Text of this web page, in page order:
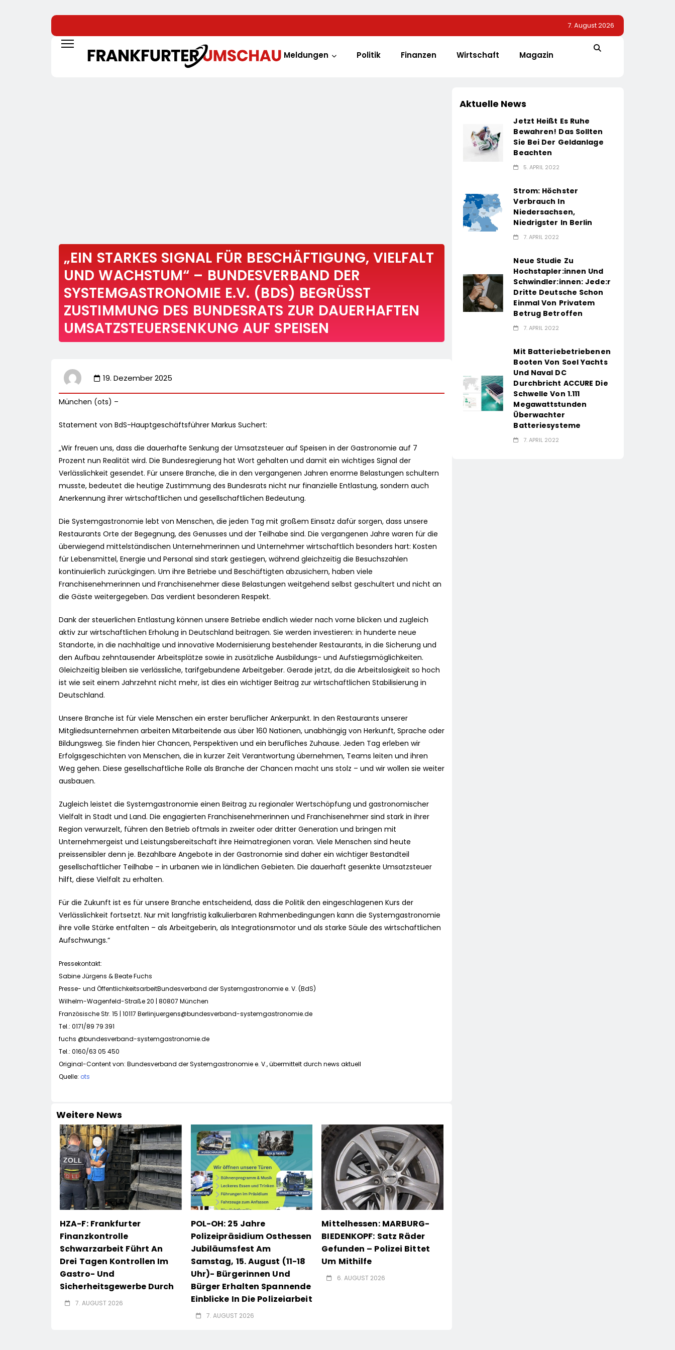
7. August 2026
Meldungen Politik Finanzen Wirtschaft Magazin
„EIN STARKES SIGNAL FÜR BESCHÄFTIGUNG, VIELFALT
UND WACHSTUM“ – BUNDESVERBAND DER
SYSTEMGASTRONOMIE E.V. (BDS) BEGRÜSST Z
USTIMMUNG DES BUNDESRATS ZUR DAUERHAFTEN U
MSATZSTEUERSENKUNG AUF SPEISEN
19. Dezember 2025
München (ots) –
Statement von BdS-Hauptgeschäftsführer Markus Suchert:
„Wir freuen uns, dass die dauerhafte Senkung der Umsatzsteuer auf Speisen in der Gastronomie auf 7
Prozent nun Realität wird. Die Bundesregierung hat Wort gehalten und damit ein wichtiges Signal der
Verlässlichkeit gesendet. Für unsere Branche, die in den vergangenen Jahren enorme Belastungen schultern
musste, bedeutet die heutige Zustimmung des Bundesrats nicht nur finanzielle Entlastung, sondern auch
Anerkennung ihrer wirtschaftlichen und gesellschaftlichen Bedeutung.
Die Systemgastronomie lebt von Menschen, die jeden Tag mit großem Einsatz dafür sorgen, dass unsere
Restaurants Orte der Begegnung, des Genusses und der Teilhabe sind. Die vergangenen Jahre waren für die
überwiegend mittelständischen Unternehmerinnen und Unternehmer wirtschaftlich besonders hart: Kosten
für Lebensmittel, Energie und Personal sind stark gestiegen, während gleichzeitig die Besuchszahlen
kontinuierlich zurückgingen. Um ihre Betriebe und Beschäftigten abzusichern, haben viele
Franchisenehmerinnen und Franchisenehmer diese Belastungen weitgehend selbst geschultert und nicht an
die Gäste weitergegeben. Das verdient besonderen Respekt.
Dank der steuerlichen Entlastung können unsere Betriebe endlich wieder nach vorne blicken und zugleich
aktiv zur wirtschaftlichen Erholung in Deutschland beitragen. Sie werden investieren: in hunderte neue
Standorte, in die nachhaltige und innovative Modernisierung bestehender Restaurants, in die Sicherung und
den Aufbau zehntausender Arbeitsplätze sowie in zusätzliche Ausbildungs- und Aufstiegsmöglichkeiten.
Gleichzeitig bleiben sie verlässliche, tarifgebundene Arbeitgeber. Gerade jetzt, da die Arbeitslosigkeit so hoch
ist wie seit einem Jahrzehnt nicht mehr, ist dies ein wichtiger Beitrag zur wirtschaftlichen Stabilisierung in
Deutschland.
Unsere Branche ist für viele Menschen ein erster beruflicher Ankerpunkt. In den Restaurants unserer
Mitgliedsunternehmen arbeiten Mitarbeitende aus über 160 Nationen, unabhängig von Herkunft, Sprache oder
Bildungsweg. Sie finden hier Chancen, Perspektiven und ein berufliches Zuhause. Jeden Tag erleben wir
Erfolgsgeschichten von Menschen, die in kurzer Zeit Verantwortung übernehmen, Teams leiten und ihren
Weg gehen. Diese gesellschaftliche Rolle als Branche der Chancen macht uns stolz – und wir wollen sie weiter
ausbauen.
Zugleich leistet die Systemgastronomie einen Beitrag zu regionaler Wertschöpfung und gastronomischer
Vielfalt in Stadt und Land. Die engagierten Franchisenehmerinnen und Franchisenehmer sind stark in ihrer
Region verwurzelt, führen den Betrieb oftmals in zweiter oder dritter Generation und bringen mit
Unternehmergeist und Leistungsbereitschaft ihre Heimatregionen voran. Viele Menschen sind heute
preissensibler denn je. Bezahlbare Angebote in der Gastronomie sind daher ein wichtiger Bestandteil
gesellschaftlicher Teilhabe – in urbanen wie in ländlichen Gebieten. Die dauerhaft gesenkte Umsatzsteuer
hilft, diese Vielfalt zu erhalten.
Für die Zukunft ist es für unsere Branche entscheidend, dass die Politik den eingeschlagenen Kurs der
Verlässlichkeit fortsetzt. Nur mit langfristig kalkulierbaren Rahmenbedingungen kann die Systemgastronomie
ihre volle Stärke entfalten – als Arbeitgeberin, als Integrationsmotor und als starke Säule des wirtschaftlichen
Aufschwungs.“
Pressekontakt:
Sabine Jürgens & Beate Fuchs
Presse- und ÖffentlichkeitsarbeitBundesverband der Systemgastronomie e. V. (BdS)
Wilhelm-Wagenfeld-Straße 20 | 80807 München
Französische Str. 15 | 10117 Berlinjuergens@bundesverband-systemgastronomie.de
Tel.: 0171/89 79 391
fuchs @bundesverband-systemgastronomie.de
Tel.: 0160/63 05 450
Original-Content von: Bundesverband der Systemgastronomie e. V., übermittelt durch news aktuell
Quelle: ots
Weitere News
HZA-F: Frankfurter
Finanzkontrolle
Schwarzarbeit Führt An
Drei Tagen Kontrollen Im
Gastro- Und
Sicherheitsgewerbe Durch
7. AUGUST 2026
POL-OH: 25 Jahre
Polizeipräsidium Osthessen
Jubiläumsfest Am
Samstag, 15. August (11-18
Uhr)- Bürgerinnen Und
Bürger Erhalten Spannende
Einblicke In Die Polizeiarbeit
7. AUGUST 2026
Mittelhessen: MARBURG-
BIEDENKOPF: Satz Räder
Gefunden – Polizei Bittet
Um Mithilfe
6. AUGUST 2026
Aktuelle News
Jetzt Heißt Es Ruhe
Bewahren! Das Sollten
Sie Bei Der Geldanlage
Beachten
5. APRIL 2022
Strom: Höchster
Verbrauch In
Niedersachsen,
Niedrigster In Berlin
7. APRIL 2022
Neue Studie Zu
Hochstapler:innen Und
Schwindler:innen: Jede:r
Dritte Deutsche Schon
Einmal Von Privatem
Betrug Betroffen
7. APRIL 2022
Mit Batteriebetriebenen
Booten Von Soel Yachts
Und Naval DC
Durchbricht ACCURE Die
Schwelle Von 1.111
Megawattstunden
Überwachter
Batteriesysteme
7. APRIL 2022